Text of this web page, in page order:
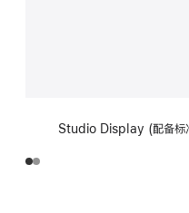
Studio Display (配备标